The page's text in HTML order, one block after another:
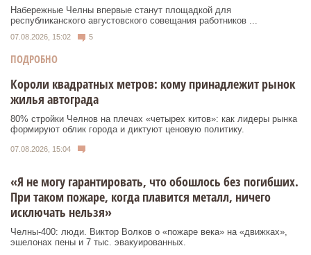
Набережные Челны впервые станут площадкой для
республиканского августовского совещания работников ...
07.08.2026, 15:02 5
ПОДРОБНО
Короли квадратных метров: кому принадлежит рынок
жилья автограда
80% стройки Челнов на плечах «четырех китов»: как лидеры рынка
формируют облик города и диктуют ценовую политику.
07.08.2026, 15:04
«Я не могу гарантировать, что обошлось без погибших.
При таком пожаре, когда плавится металл, ничего
исключать нельзя»
Челны-400: люди. Виктор Волков о «пожаре века» на «движках»,
эшелонах пены и 7 тыс. эвакуированных.